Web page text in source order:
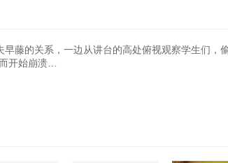
藤的关系，一边从讲台的高处俯视观察学生们，
开始崩溃…